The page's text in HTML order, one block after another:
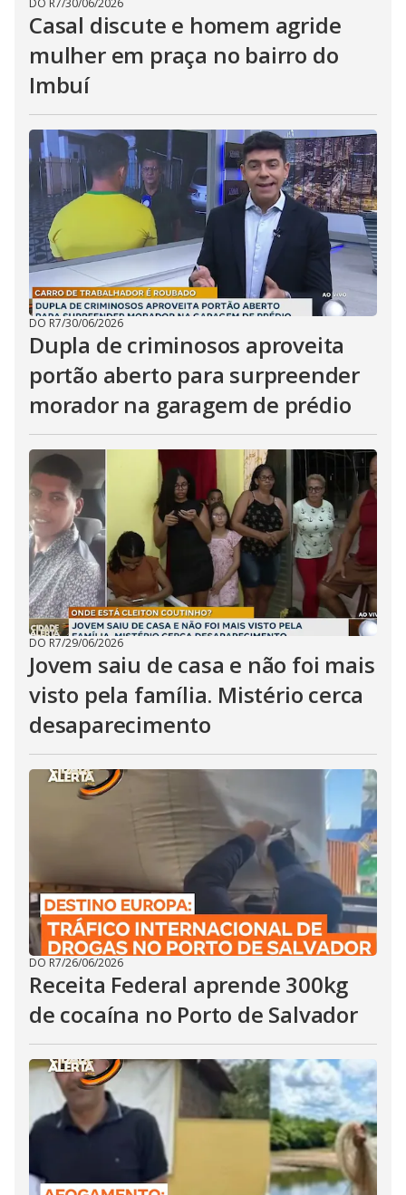
DO R7/30/06/2026
Casal discute e homem agride
mulher em praça no bairro do
Imbuí
DO R7/30/06/2026
Dupla de criminosos aproveita
portão aberto para surpreender
morador na garagem de prédio
DO R7/29/06/2026
Jovem saiu de casa e não foi mais
visto pela família. Mistério cerca
desaparecimento
DO R7/26/06/2026
Receita Federal aprende 300kg
de cocaína no Porto de Salvador